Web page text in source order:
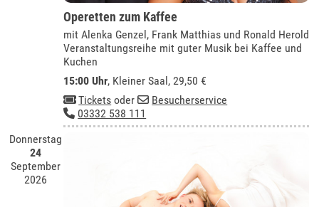
Operetten zum Kaffee
mit Alenka Genzel, Frank Matthias und Ronald Herold
Veranstaltungsreihe mit guter Musik bei Kaffee und
Kuchen
15:00 Uhr, Kleiner Saal, 29,50 €
Tickets oder
Besucherservice
03332 538 111
Donnerstag
24
September
2026